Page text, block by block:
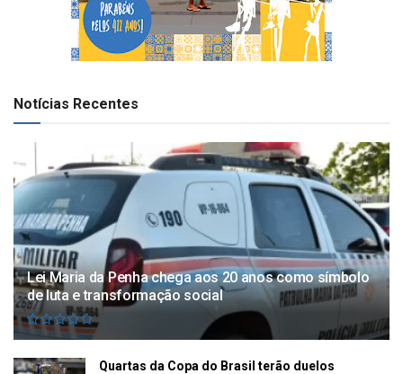
Notícias Recentes
Lei Maria da Penha chega aos 20 anos como símbolo
de luta e transformação social
Quartas da Copa do Brasil terão duelos